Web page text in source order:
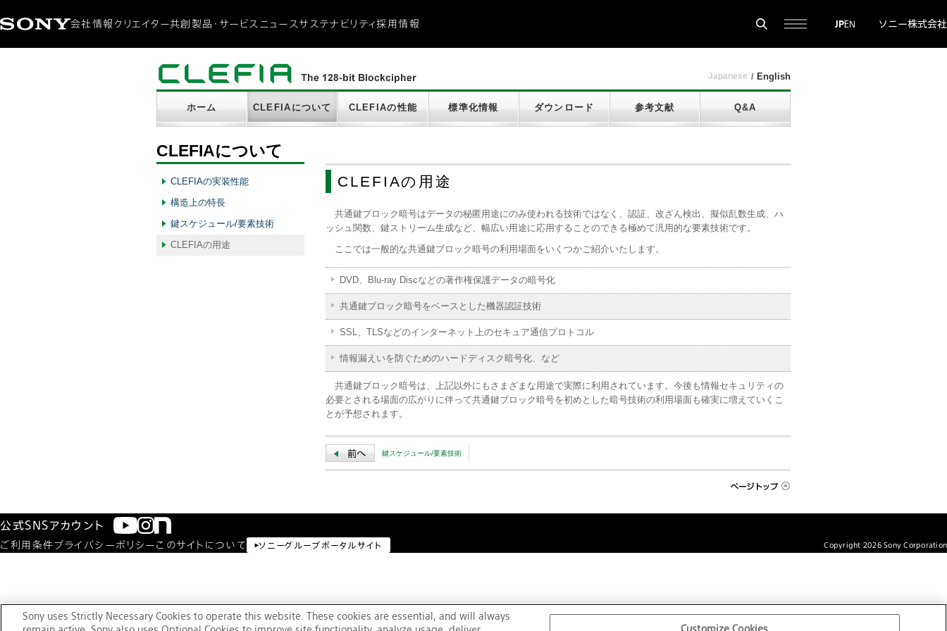
会社情報 クリエイター共創 製品・サービス ニュース
製品・サービスに関する重要なお知らせ
サステナビリティ
環境
アクセシビリティ
ダイバーシティ
社会貢献
採用情報 JPEN ソニー株式会社
Japanese English
ホーム CLEFIAについて CLEFIAの性能 標準化情報 ダウンロード 参考文献 Q&A
CLEFIAの用途
共通鍵ブロック暗号はデータの秘匿用途にのみ使われる技術ではなく、認証、改ざん検出、擬似乱数生成、ハ
ッシュ関数、鍵ストリーム生成など、幅広い用途に応用することのできる極めて汎用的な要素技術です。
ここでは一般的な共通鍵ブロック暗号の利用場面をいくつかご紹介いたします。
DVD、Blu-ray Discなどの著作権保護データの暗号化
共通鍵ブロック暗号をベースとした機器認証技術
SSL、TLSなどのインターネット上のセキュア通信プロトコル
情報漏えいを防ぐためのハードディスク暗号化、など
共通鍵ブロック暗号は、上記以外にもさまざまな用途で実際に利用されています。今後も情報セキュリティの
必要とされる場面の広がりに伴って共通鍵ブロック暗号を初めとした暗号技術の利用場面も確実に増えていくこ
とが予想されます。
鍵スケジュール/要素技術
CLEFIAについて
CLEFIAの実装性能
構造上の特長
鍵スケジュール/要素技術
CLEFIAの用途
公式SNSアカウント
ご利用条件プライバシーポリシー このサイトについて ソニーグループポータルサイト Copyright 2026Sony Corporation
Sony uses Strictly Necessary Cookies to operate this website. These cookies are essential, and will always
Customize Cookies